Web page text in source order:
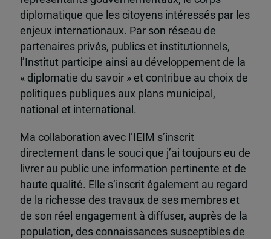
diplomatique que les citoyens intéressés par les
enjeux internationaux. Par son réseau de
partenaires privés, publics et institutionnels,
l’Institut participe ainsi au développement de la
« diplomatie du savoir » et contribue au choix de
politiques publiques aux plans municipal,
national et international.
Ma collaboration avec l’IEIM s’inscrit
directement dans le souci que j’ai toujours eu de
livrer au public une information pertinente et de
haute qualité. Elle s’inscrit également au regard
de la richesse des travaux de ses membres et
de son réel engagement à diffuser, auprès de la
population, des connaissances susceptibles de